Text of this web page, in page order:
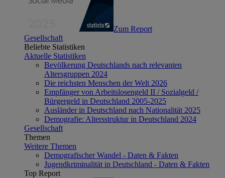
Zum Report
Gesellschaft
Beliebte Statistiken
Aktuelle Statistiken
Bevölkerung Deutschlands nach relevanten
Altersgruppen 2024
Die reichsten Menschen der Welt 2026
Empfänger von Arbeitslosengeld II / Sozialgeld /
Bürgergeld in Deutschland 2005-2025
Ausländer in Deutschland nach Nationalität 2025
Demografie: Altersstruktur in Deutschland 2024
Gesellschaft
Themen
Weitere Themen
Demografischer Wandel - Daten & Fakten
Jugendkriminalität in Deutschland - Daten & Fakten
Top Report